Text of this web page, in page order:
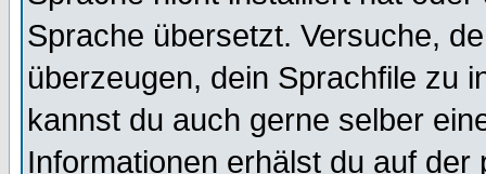
Sprache übersetzt. Versuche,
überzeugen, dein Sprachfile zu
kannst du auch gerne selber
Informationen erhälst du auf